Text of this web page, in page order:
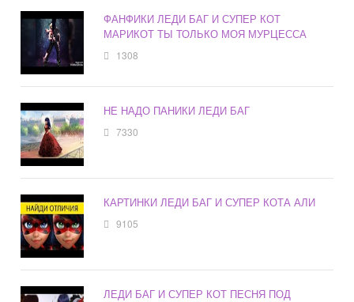
ФАНФИКИ ЛЕДИ БАГ И СУПЕР КОТ
МАРИКОТ ТЫ ТОЛЬКО МОЯ МУРЦЕССА
1308
НЕ НАДО ПАНИКИ ЛЕДИ БАГ
7330
КАРТИНКИ ЛЕДИ БАГ И СУПЕР КОТА АЛИ
9105
ЛЕДИ БАГ И СУПЕР КОТ ПЕСНЯ ПОД